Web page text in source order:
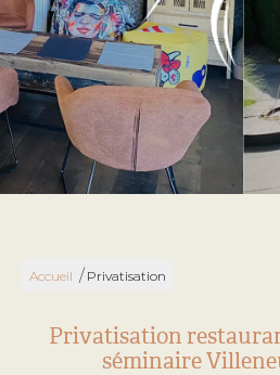
Accueil / Privatisation
Privatisation
séminaire